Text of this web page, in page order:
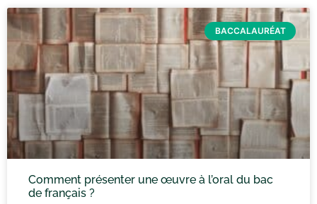
BACCALAURÉAT
Comment présenter une œuvre à l’oral du bac
de français ?